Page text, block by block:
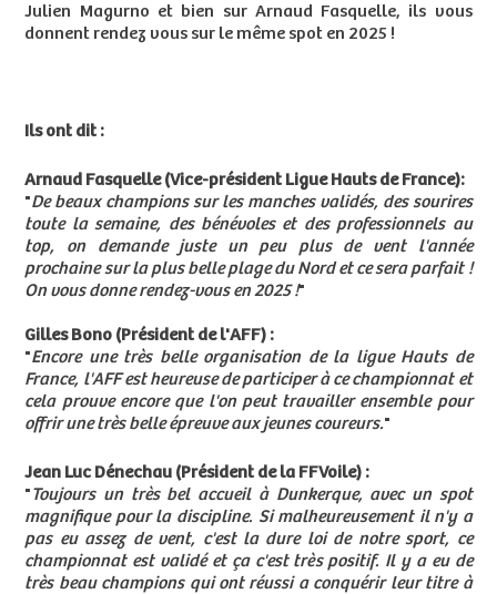
Julien Magurno et bien sur Arnaud Fasquelle, ils vous
donnent rendez vous sur le même spot en 2025 !
Ils ont dit :
Arnaud Fasquelle (Vice-président Ligue Hauts de France):
"De beaux champions sur les manches validés, des sourires
toute la semaine, des bénévoles et des professionnels au
top, on demande juste un peu plus de vent l'année
prochaine sur la plus belle plage du Nord et ce sera parfait !
On vous donne rendez-vous en 2025 !"
Gilles Bono (Président de l'AFF) :
"Encore une très belle organisation de la ligue Hauts de
France, l'AFF est heureuse de participer à ce championnat et
cela prouve encore que l'on peut travailler ensemble pour
offrir une très belle épreuve aux jeunes coureurs."
Jean Luc Dénechau (Président de la FFVoile) :
"Toujours un très bel accueil à Dunkerque, avec un spot
magnifique pour la discipline. Si malheureusement il n'y a
pas eu assez de vent, c'est la dure loi de notre sport, ce
championnat est validé et ça c'est très positif. Il y a eu de
très beau champions qui ont réussi a conquérir leur titre à